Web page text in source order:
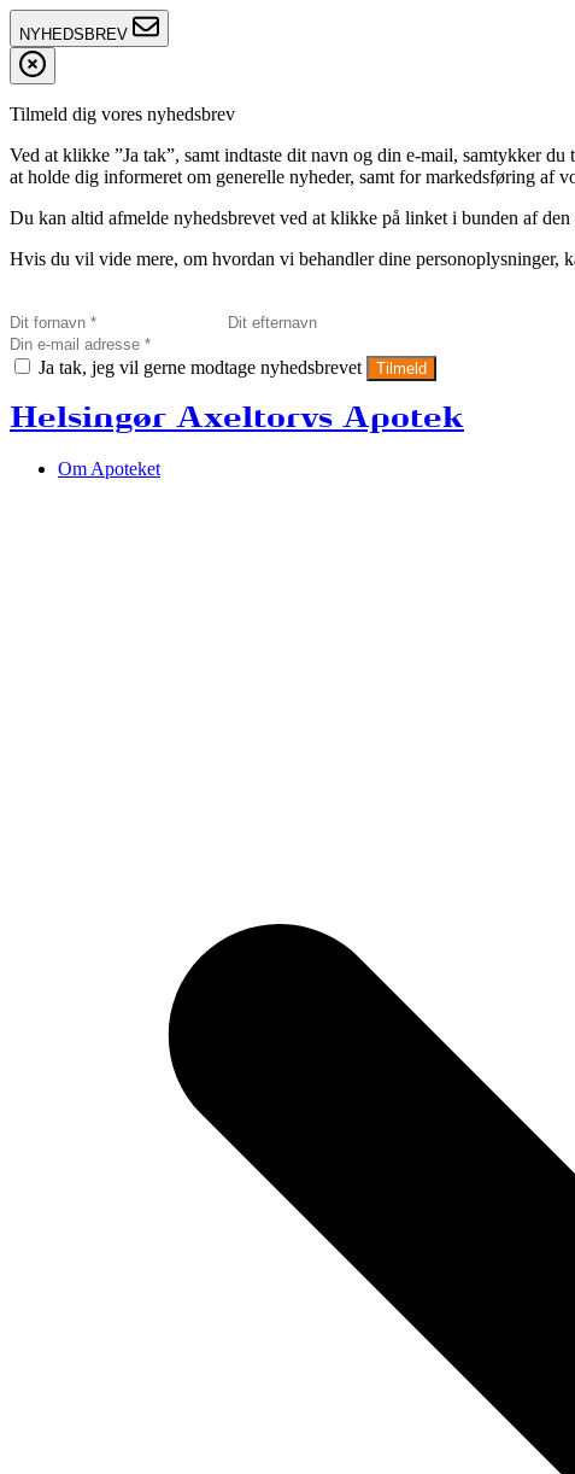
NYHEDSBREV
Tilmeld dig vores nyhedsbrev
Ved at klikke ”Ja tak”, samt indtaste dit navn og din e-mail, samtykker
at holde dig informeret om generelle nyheder, samt for markedsføring af
Du kan altid afmelde nyhedsbrevet ved at klikke på linket i bunden af
Hvis du vil vide mere, om hvordan vi behandler dine
Ja tak, jeg vil gerne modtage nyhedsbrevet Tilmeld
Helsingør Axeltorvs Apotek
Om Apoteket